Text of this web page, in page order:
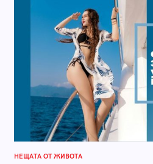
НЕЩАТА ОТ ЖИВОТА